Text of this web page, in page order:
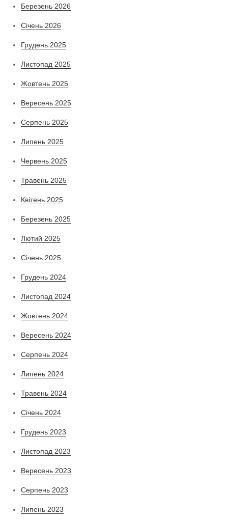
Березень 2026
Січень 2026
Грудень 2025
Листопад 2025
Жовтень 2025
Вересень 2025
Серпень 2025
Липень 2025
Червень 2025
Травень 2025
Квітень 2025
Березень 2025
Лютий 2025
Січень 2025
Грудень 2024
Листопад 2024
Жовтень 2024
Вересень 2024
Серпень 2024
Липень 2024
Травень 2024
Січень 2024
Грудень 2023
Листопад 2023
Вересень 2023
Серпень 2023
Липень 2023